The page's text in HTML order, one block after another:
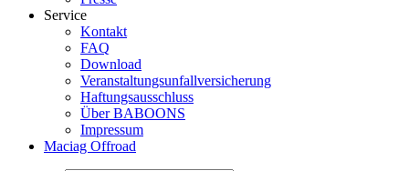
Service
Kontakt
FAQ
Download
Veranstaltungsunfallversicherung
Haftungsausschluss
Über BABOONS
Impressum
Maciag Offroad